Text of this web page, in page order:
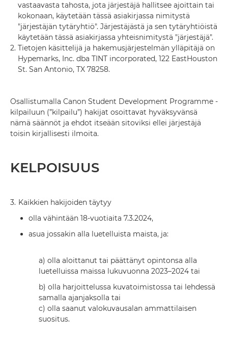
vastaavasta tahosta, jota järjestäjä hallitsee ajoittain tai
kokonaan, käytetään tässä asiakirjassa nimitystä
"järjestäjän tytäryhtiö". Järjestäjästä ja sen tytäryhtiöistä
käytetään tässä asiakirjassa yhteisnimitystä "järjestäjä".
2. Tietojen käsittelijä ja hakemusjärjestelmän ylläpitäjä on
Hypemarks, Inc. dba TINT incorporated, 122 EastHouston
St. San Antonio, TX 78258.
Osallistumalla Canon Student Development Programme -
kilpailuun (”kilpailu”) hakijat osoittavat hyväksyvänsä
nämä säännöt ja ehdot itseään sitoviksi ellei järjestäjä
toisin kirjallisesti ilmoita.
KELPOISUUS
3. Kaikkien hakijoiden täytyy
olla vähintään 18-vuotiaita 7.3.2024,
asua jossakin alla luetelluista maista, ja:
a) olla aloittanut tai päättänyt opintonsa alla
luetelluissa maissa lukuvuonna 2023–2024 tai
b) olla harjoittelussa kuvatoimistossa tai lehdessä
samalla ajanjaksolla tai
c) olla saanut valokuvausalan ammattilaisen
suositus.